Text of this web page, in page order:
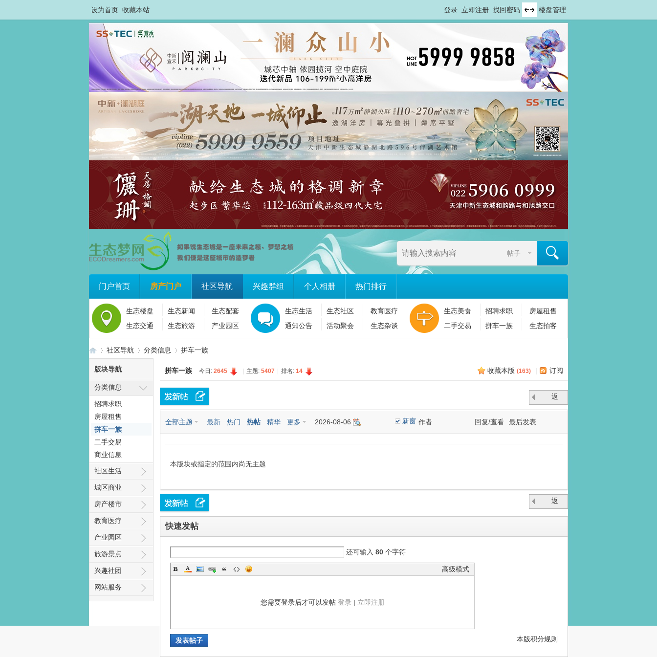
设为首页 收藏本站 登录 立即注册 找回密码 楼盘管理
帖子
门户首页 房产门户 社区导航 兴趣群组 个人相册 热门排行
搜索
生态楼盘 生态新闻
生态配套
生态交通
生态旅游 产业园区
生态生活 生态社区
教育医疗
通知公告
活动聚会 生态杂谈
生态美食 招聘求职
房屋租售
二手交易
拼车一族 生态拍客
生
态
梦
»
社区导航 分类信息
›
拼车一族
版块导航
分类信息
招聘求职
房屋租售
拼车一族
二手交易
商业信息
社区生活
城区商业
房产楼市
教育医疗
产业园区
旅游景点
兴趣社团
网站服务
收藏本版 (163) | 订阅
拼车一族 今日: 2645 主题: 5407 排名: 14
返
回
新窗
全部主题 最新 热门 热帖 精华 更多 2026-08-06 作者 回复/查看 最后发表
本版块或指定的范围内尚无主题
返
快速发帖
还可输入 80 个字符
高级模式
您需要登录后才可以发帖 登录 | 立即注册
本版积分规则
发表帖子